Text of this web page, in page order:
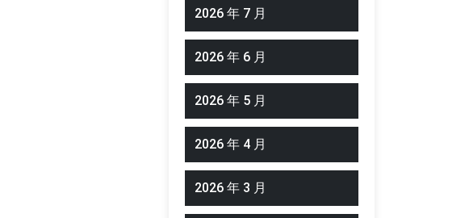
2026 年 7 月
2026 年 6 月
2026 年 5 月
2026 年 4 月
2026 年 3 月